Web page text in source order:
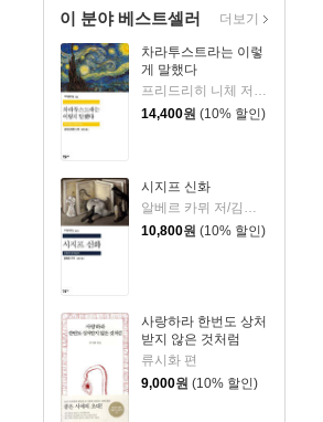
이 분야 베스트셀러
차라투스트라는 이렇
게 말했다
프리드리히 니체 저/장희창 역
14,400원 (10% 할인)
시지프 신화
알베르 카뮈 저/김화영 역
10,800원 (10% 할인)
사랑하라 한번도 상처
받지 않은 것처럼
류시화 편
9,000원 (10% 할인)
더보기